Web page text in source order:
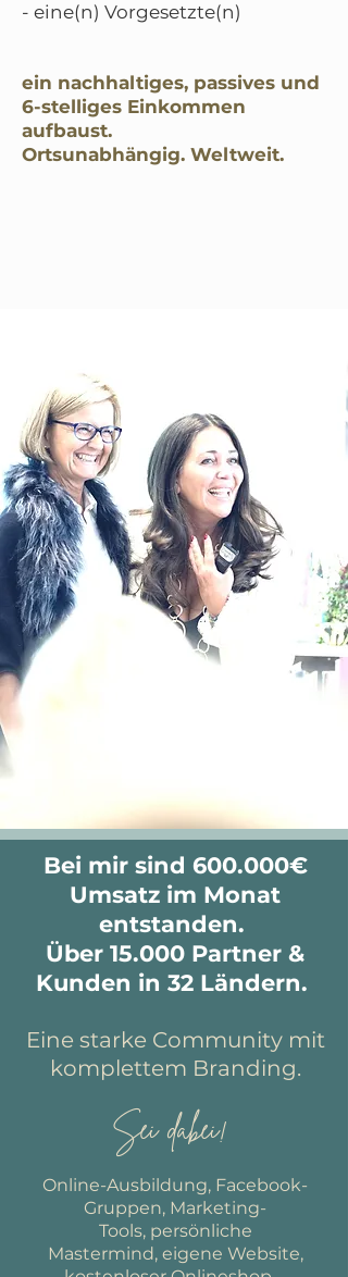
- eine(n) Vorgesetzte(n)
ein nachhaltiges, passives und
6-stelliges Einkommen
aufbaust.
Ortsunabhängig. Weltweit.
Bei mir sind 600.000€
Umsatz im Monat
entstanden.
Über 15.000 Partner &
Kunden in 32 Ländern.
Eine starke Community mit
komplettem Branding.
Sei dabei!
Online-Ausbildung, Facebook-
Gruppen, Marketing-
Tools, persönliche
Mastermind, eigene Website,